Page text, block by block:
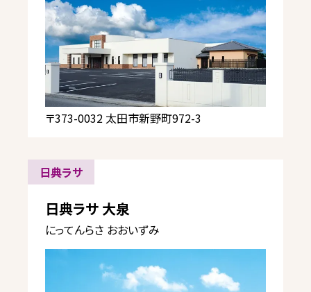
〒373-0032 太田市新野町972-3
日典ラサ
日典ラサ 大泉
にってんらさ おおいずみ